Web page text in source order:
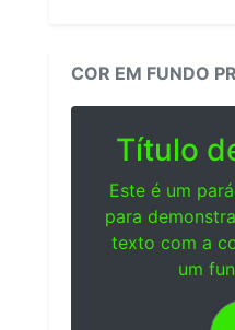
COR EM FUNDO
Título
Este é um
para
texto com a
um